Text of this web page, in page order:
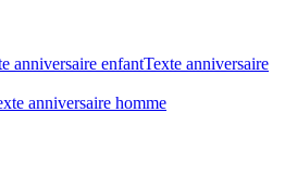
anniversaire enfantTexte anniversaire
anniversaire homme